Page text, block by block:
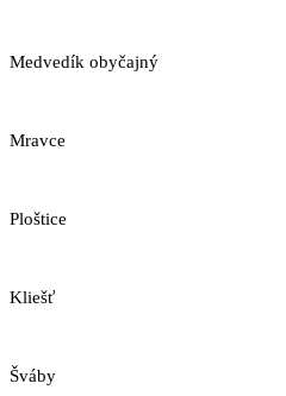
Medvedík obyčajný
Mravce
Ploštice
Kliešť
Šváby